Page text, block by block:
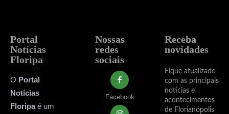
Portal
Notícias
Floripa
O Portal
Notícias
Floripaé um
Nossas
redes
sociais
Facebook
Receba
novidades
Fique atualizado
com as principais
notícias e
acontecimentos
de Florianópolis